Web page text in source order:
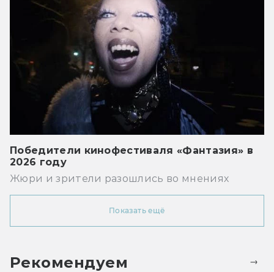
Победители кинофестиваля «Фантазия» в
2026 году
Жюри и зрители разошлись во мнениях
Показать ещё
Рекомендуем